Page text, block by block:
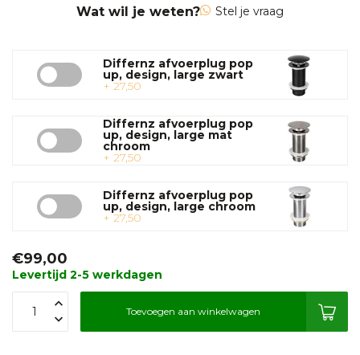
Wat wil je weten? Stel je vraag
Differnz afvoerplug pop
up, design, large zwart
+ 27,50
Differnz afvoerplug pop
up, design, large mat
chroom
+ 27,50
Differnz afvoerplug pop
up, design, large chroom
+ 27,50
€99,00
Levertijd 2-5 werkdagen
Toevoegen aan winkelwagen